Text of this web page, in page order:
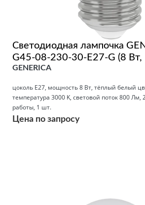
Светодиодная лампочка
G45-08-230-30-E27-G (8 Вт,
GENERICA
цоколь E27, мощность 8 Вт, тёплый белый
температура 3000 K, световой поток 800 Лм,
работы, 1 шт.
Цена по запросу